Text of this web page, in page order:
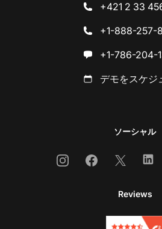
+421 2 33
+1-888-257-
+1-786-204-
デモをスケジ
ソーシャル
InstagramFacebook
X
Reviews